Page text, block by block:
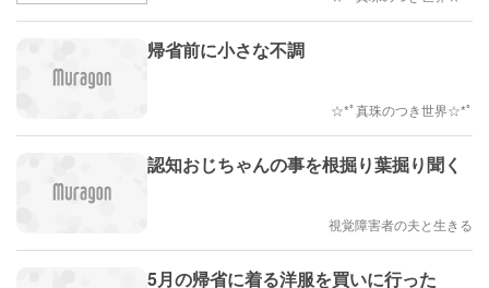
帰省前に小さな不調
☆*ﾟ真珠のつき世界☆*ﾟ
認知おじちゃんの事を根掘り葉掘り聞く
視覚障害者の夫と生きる
5月の帰省に着る洋服を買いに行った